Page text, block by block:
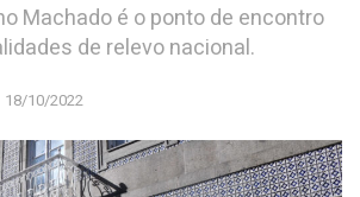
Machado é o ponto de encontro
de relevo nacional.
18/10/2022